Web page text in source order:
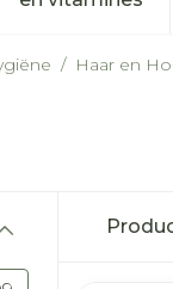
/ Haar en